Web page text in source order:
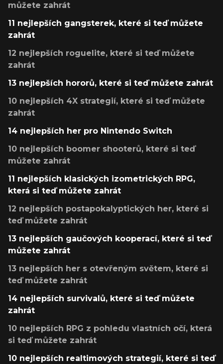
můžete zahrát
11 nejlepších gangsterek, které si teď můžete
zahrát
12 nejlepších roguelite, které si teď můžete
zahrát
13 nejlepších hororů, které si teď můžete zahrát
10 nejlepších 4X strategií, které si teď můžete
zahrát
14 nejlepších her pro Nintendo Switch
10 nejlepších boomer shooterů, které si teď
můžete zahrát
11 nejlepších klasických izometrických RPG,
která si teď můžete zahrát
12 nejlepších postapokalyptických her, které si
teď můžete zahrát
13 nejlepších gaučových kooperací, které si teď
můžete zahrát
13 nejlepších her s otevřeným světem, které si
teď můžete zahrát
14 nejlepších survivalů, které si teď můžete
zahrát
10 nejlepších RPG z pohledu vlastních očí, která
si teď můžete zahrát
10 nejlepších realtimových strategií, které si teď